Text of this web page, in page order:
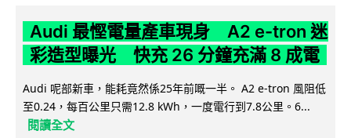
Audi 最慳電量產車現身 A2 e-tron 迷
彩造型曝光 快充 26 分鐘充滿 8 成電
Audi 呢部新車，能耗竟然係25年前嘅一半。 A2 e-tron 風阻低
至0.24，每百公里只需12.8 kWh，一度電行到7.8公里。6...
閱讀全文